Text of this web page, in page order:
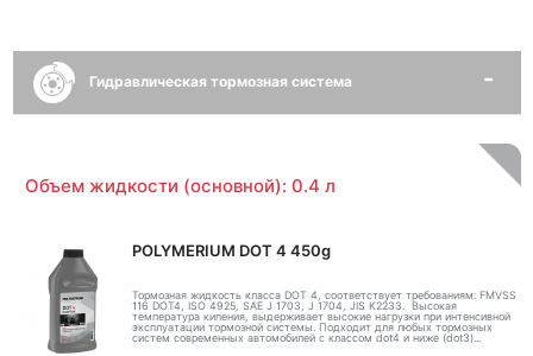
Гидравлическая тормозная система
Объем жидкости (основной): 0.4 л
POLYMERIUM DOT 4 450g
Тормозная жидкость класса DOT 4, соответствует требованиям: FMVSS
116 DOT4, ISO 4925, SAE J 1703, J 1704, JIS K2233. Высокая
температура кипения, выдерживает высокие нагрузки при интенсивной
эксплуатации тормозной системы. Подходит для любых тормозных
систем современных автомобилей с классом dot4 и ниже (dot3)...